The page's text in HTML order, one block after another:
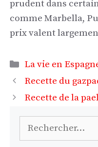
prudent dans
comme Marbella,
prix valent
Catégories
La vie en
Recette du
Recette de la
Rechercher :